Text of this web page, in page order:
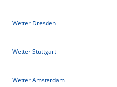
Wetter Dresden
Wetter Stuttgart
Wetter Amsterdam